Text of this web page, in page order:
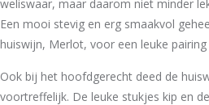
weliswaar, maar daarom niet minder
Een mooi stevig en erg smaakvol
huiswijn, Merlot, voor een leuke pairing
Ook bij het hoofdgerecht deed de
voortreffelijk. De leuke stukjes kip en